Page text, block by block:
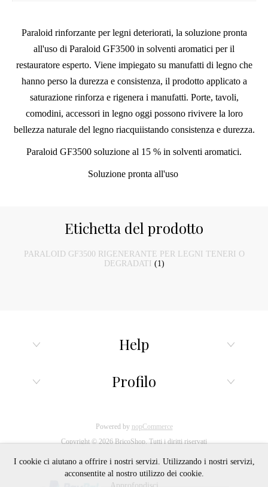
Paraloid rinforzante per legni deteriorati, la soluzione pronta
all'uso di Paraloid GF3500 in solventi aromatici per il
restauratore esperto. Viene impiegato su manufatti di legno che
hanno perso la durezza e consistenza, il prodotto applicato a
saturazione rinforza e rigenera i manufatti. Porte, tavoli,
comodini, accessori in legno oggi possono rivivere la loro
bellezza naturale del legno riacquiistando consistenza e durezza.
Paraloid GF3500 soluzione al 15 % in solventi aromatici.
Soluzione pronta all'uso
Etichetta del prodotto
PARALOID GF3500 RIGENERANTE PER LEGNI TENERI O
DEGRADATI
(1)
Help
Profilo
Powered by nopCommerce
Copyright © 2026 BricoShop. Tutti i diritti riservati
I cookie ci aiutano a offrire i nostri servizi. Utilizzando i nostri servizi,
acconsentite al nostro utilizzo dei cookie.